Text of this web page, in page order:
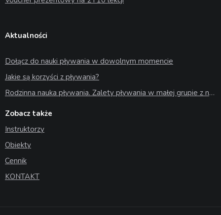
Aktualności
Dołącz do nauki pływania w dowolnym momencie
Jakie są korzyści z pływania?
Rodzinna nauka pływania. Zalety pływania w małej grupie z najbliższymi
Zobacz także
Instruktorzy
Obiekty
Cennik
KONTAKT